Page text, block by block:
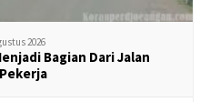
2026
Bagian Dari Jalan